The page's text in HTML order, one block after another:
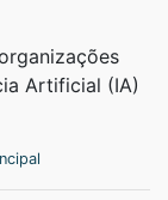
Artificial (IA)